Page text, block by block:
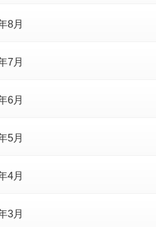
8月
7月
6月
5月
4月
3月